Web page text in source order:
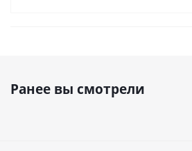
Ранее вы смотрели